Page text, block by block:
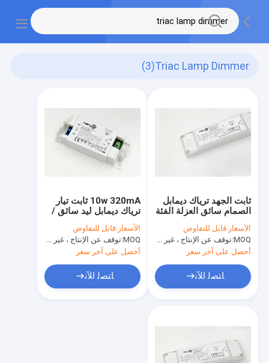
Triac Lamp Dimmer
(3)
10w 320mA ثابت تيار
ترياك ديمابل ليد سائق /
ترياك مصباح باهتة
الأسعار:قابل للتفاوض
MOQ: توقف عن الإنتاج ، غير متوفر.
أحصل على آخر سعر
ﺎﺘﺼﻟ ﺍﻶﻧ
ثابت الجهد ترياك ديمابل
الصمام سائق العزلة الفئة
الثانية، ترياك باهتة ل ليد
الإضاءة
الأسعار:قابل للتفاوض
MOQ: توقف عن الإنتاج ، غير متوفر.
أحصل على آخر سعر
ﺎﺘﺼﻟ ﺍﻶﻧ